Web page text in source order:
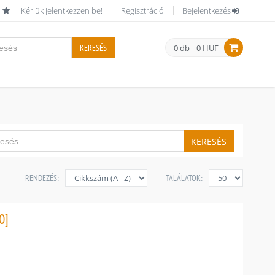
Kérjük jelentkezzen be! Regisztráció Bejelentkezés
0 db 0 HUF
KERESÉS
KERESÉS
TALÁLATOK:
RENDEZÉS: